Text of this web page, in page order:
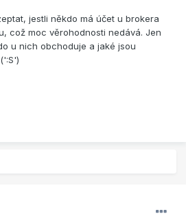
jestli někdo má účet u brokera
což moc věrohodnosti nedává. Jen
u nich obchoduje a jaké jsou